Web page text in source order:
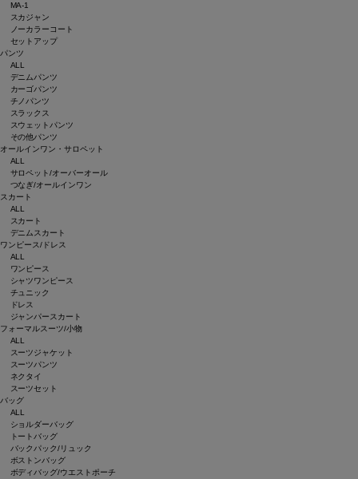
MA-1
スカジャン
ノーカラーコート
セットアップ
パンツ
ALL
デニムパンツ
カーゴパンツ
チノパンツ
スラックス
スウェットパンツ
その他パンツ
オールインワン・サロペット
ALL
サロペット/オーバーオール
つなぎ/オールインワン
スカート
ALL
スカート
デニムスカート
ワンピース/ドレス
ALL
ワンピース
シャツワンピース
チュニック
ドレス
ジャンパースカート
フォーマルスーツ/小物
ALL
スーツジャケット
スーツパンツ
ネクタイ
スーツセット
バッグ
ALL
ショルダーバッグ
トートバッグ
バックパック/リュック
ボストンバッグ
ボディバッグ/ウエストポーチ